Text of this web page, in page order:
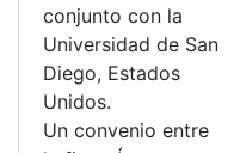
conjunto con la
Universidad de San
Diego, Estados
Unidos.
Un convenio entre